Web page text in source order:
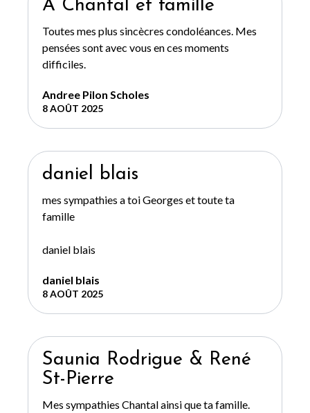
A Chantal et famille
Toutes mes plus sincècres condoléances. Mes
pensées sont avec vous en ces moments
difficiles.
Andree Pilon Scholes
8 AOÛT 2025
daniel blais
mes sympathies a toi Georges et toute ta
famille
daniel blais
daniel blais
8 AOÛT 2025
Saunia Rodrigue & René
St-Pierre
Mes sympathies Chantal ainsi que ta famille.